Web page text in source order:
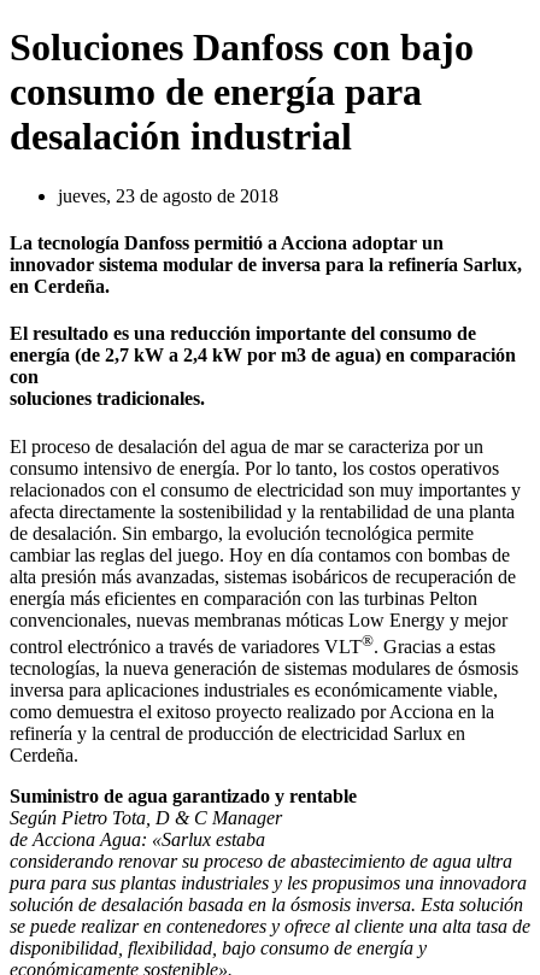
Soluciones Danfoss con bajo
consumo de energía para
desalación industrial
jueves, 23 de agosto de 2018
La tecnología Danfoss permitió a Acciona adoptar un
innovador sistema modular de inversa para la refinería Sarlux,
en Cerdeña.
El resultado es una reducción importante del consumo de
energía (de 2,7 kW a 2,4 kW por m3 de agua) en comparación
con
soluciones tradicionales.
El proceso de desalación del agua de mar se caracteriza por un
consumo intensivo de energía. Por lo tanto, los costos operativos
relacionados con el consumo de electricidad son muy importantes y
afecta directamente la sostenibilidad y la rentabilidad de una planta
de desalación. Sin embargo, la evolución tecnológica permite
cambiar las reglas del juego. Hoy en día contamos con bombas de
alta presión más avanzadas, sistemas isobáricos de recuperación de
energía más eficientes en comparación con las turbinas Pelton
convencionales, nuevas membranas móticas Low Energy y mejor
control electrónico a través de variadores VLT®. Gracias a estas
tecnologías, la nueva generación de sistemas modulares de ósmosis
inversa para aplicaciones industriales es económicamente viable,
como demuestra el exitoso proyecto realizado por Acciona en la
refinería y la central de producción de electricidad Sarlux en
Cerdeña.
Suministro de agua garantizado y rentable
Según Pietro Tota, D & C Manager
de Acciona Agua: «Sarlux estaba
considerando renovar su proceso de abastecimiento de agua ultra
pura para sus plantas industriales y les propusimos una innovadora
solución de desalación basada en la ósmosis inversa. Esta solución
se puede realizar en contenedores y ofrece al cliente una alta tasa de
disponibilidad, flexibilidad, bajo consumo de energía y
económicamente sostenible».